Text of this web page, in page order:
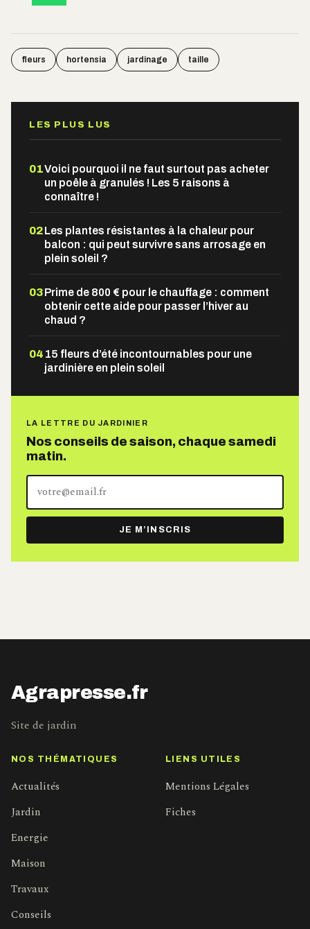
fleurs hortensia jardinage taille
LES PLUS LUS
01Voici pourquoi il ne faut surtout pas acheter
un poêle à granulés ! Les 5 raisons à
connaître !
02Les plantes résistantes à la chaleur pour
balcon : qui peut survivre sans arrosage en
plein soleil ?
03Prime de 800 € pour le chauffage : comment
obtenir cette aide pour passer l’hiver au
chaud ?
04 15 fleurs d’été incontournables pour une
jardinière en plein soleil
LA LETTRE DU JARDINIER
Nos conseils de saison, chaque samedi
matin.
Votre
adresse
e-
mail
JE M’INSCRIS
Agrapresse.fr
Site de jardin
NOS THÉMATIQUES
Actualités
Jardin
Energie
Maison
Travaux
Conseils
LIENS UTILES
Mentions Légales
Fiches